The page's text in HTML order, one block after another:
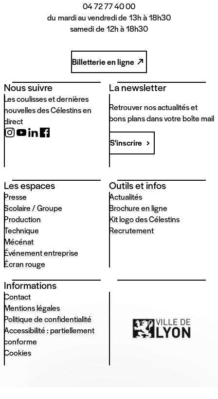
04 72 77 40 00
du mardi au vendredi de 13h à 18h30
samedi de 12h à 18h30
Billetterie en ligne
Nous suivre
Les coulisses et dernières
nouvelles des Célestins en
direct
La newsletter
Retrouver nos actualités et
bons plans dans votre boîte mail
S'inscrire
Les espaces
Presse
Scolaire / Groupe
Production
Technique
Mécénat
Événement entreprise
Écran rouge
Outils et infos
Actualités
Brochure en ligne
Kit logo des Célestins
Recrutement
Informations
Contact
Mentions légales
Politique de confidentialité
Accessibilité : partiellement
conforme
Cookies